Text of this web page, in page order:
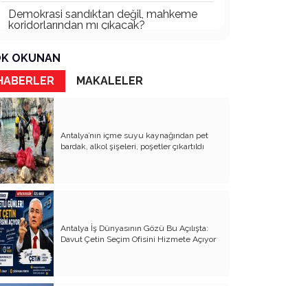
Demokrasi sandıktan değil, mahkeme
koridorlarından mı çıkacak?
Gazetecinin kaderi!..
Turizmde Herşey Dahil Sistemi
tartışılmalı
MB Başkanı ve Şimşek’e
Padişahın Vergi Deneyi!..
Erdoğan ve Özel’e açık mektup!..
Bahçeli siyasetin zirvesine oturdu!..
Artık yeter!.. Başka Antalya yok!..
Milli Eğitim cemaatlere mi teslim
ediliyor?
Liyakatın Gözyaşları!..
OKUNAN
MAKALELER
Antalya’nın içme suyu kaynağından pet
bardak, alkol şişeleri, poşetler çıkartıldı
Antalya İş Dünyasının Gözü Bu Açılışta:
Davut Çetin Seçim Ofisini Hizmete Açıyor